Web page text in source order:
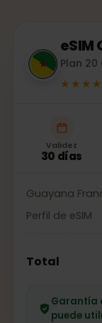
eSIM
Plan 20
Validez
30 días
Guayana
Perfil de eSIM
Total
Garantía
puede